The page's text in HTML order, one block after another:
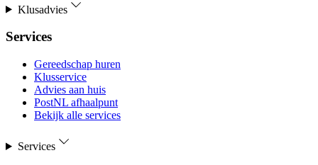
Klusadvies
Services
Gereedschap huren
Klusservice
Advies aan huis
PostNL afhaalpunt
Bekijk alle services
Services